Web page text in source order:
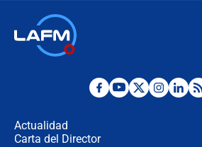
¿Por qué De
Actualidad
Carta del Director